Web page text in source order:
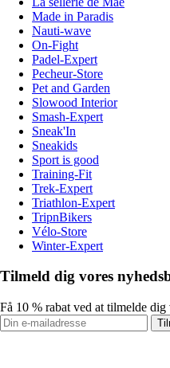
Made in Paradis
Nauti-wave
On-Fight
Padel-Expert
Pecheur-Store
Pet and Garden
Slowood Interior
Smash-Expert
Sneak'In
Sneakids
Sport is good
Training-Fit
Trek-Expert
Triathlon-Expert
TripnBikers
Vélo-Store
Winter-Expert
Tilmeld dig vores
Få 10 % rabat ved at tilmelde dig